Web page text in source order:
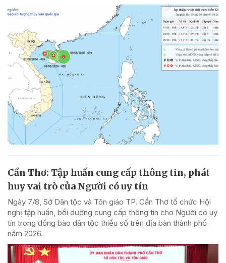
Cần Thơ: Tập huấn cung cấp thông tin, phát
huy vai trò của Người có uy tín
Ngày 7/8, Sở Dân tộc và Tôn giáo TP. Cần Thơ tổ chức Hội
nghị tập huấn, bồi dưỡng cung cấp thông tin cho Người có uy
tín trong đồng bào dân tộc thiểu số trên địa bàn thành phố
năm 2026.